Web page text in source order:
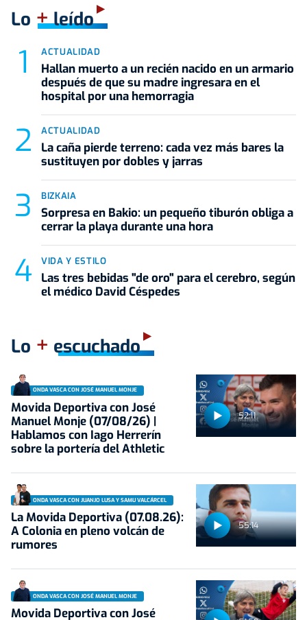
Lo +leído
ACTUALIDAD
Hallan muerto a un recién nacido en un armario
después de que su madre ingresara en el
hospital por una hemorragia
ACTUALIDAD
La caña pierde terreno: cada vez más bares la
sustituyen por dobles y jarras
BIZKAIA
Sorpresa en Bakio: un pequeño tiburón obliga a
cerrar la playa durante una hora
VIDA Y ESTILO
Las tres bebidas "de oro" para el cerebro, según
el médico David Céspedes
Lo + escuchado
52:11
ONDA VASCA CON JOSÉ MANUEL MONJE
Movida Deportiva con José
Manuel Monje (07/08/26) |
Hablamos con Iago Herrerín
sobre la portería del Athletic
55:14
ONDA VASCA CON JUANJO LUSA Y SAMU VALCÁRCEL
La Movida Deportiva (07.08.26):
A Colonia en pleno volcán de
rumores
ONDA VASCA CON JOSÉ MANUEL MONJE
Movida Deportiva con José